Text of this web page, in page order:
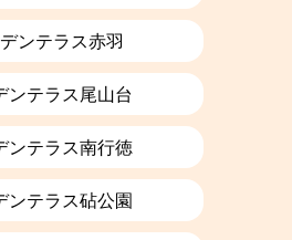
ンテラス赤羽
ンテラス尾山台
ンテラス南行徳
ンテラス砧公園